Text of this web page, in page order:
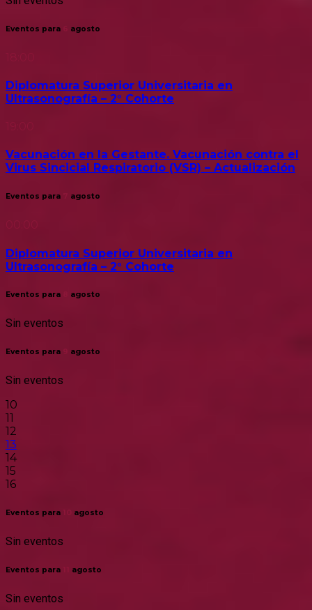
Eventos para agosto
Diplomatura Superior Universitaria en
Ultrasonografía – 2° Cohorte
Vacunación en la Gestante. Vacunación contra el
Virus Sincicial Respiratorio (VSR) – Actualización
Eventos para agosto
Diplomatura Superior Universitaria en
Ultrasonografía – 2° Cohorte
Eventos para agosto
Sin eventos
Eventos para agosto
Sin eventos
10
11
12
13
14
15
16
Eventos para agosto
Sin eventos
Eventos para agosto
Sin eventos